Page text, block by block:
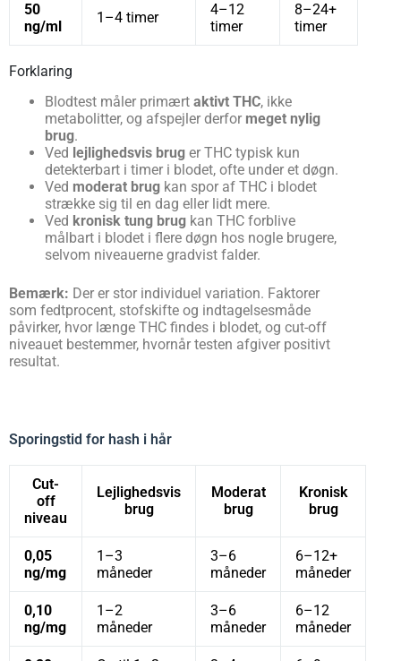
50
ng/ml
1–4 timer
4–12
timer
8–24+
timer
Forklaring
Blodtest måler primært aktivt THC, ikke
metabolitter, og afspejler derfor meget nylig
brug.
Ved lejlighedsvis brug er THC typisk kun
detekterbart i timer i blodet, ofte under et døgn.
Ved moderat brug kan spor af THC i blodet
strække sig til en dag eller lidt mere.
Ved kronisk tung brug kan THC forblive
målbart i blodet i flere døgn hos nogle brugere,
selvom niveauerne gradvist falder.
Bemærk: Der er stor individuel variation. Faktorer
som fedtprocent, stofskifte og indtagelsesmåde
påvirker, hvor længe THC findes i blodet, og cut-off
niveauet bestemmer, hvornår testen afgiver positivt
resultat.
Sporingstid for hash i hår
Cut-
off
niveau
Lejlighedsvis
brug
Moderat
brug
Kronisk
brug
0,05
ng/mg
1–3
måneder
3–6
måneder
6–12+
måneder
0,10
ng/mg
1–2
måneder
3–6
måneder
6–12
måneder